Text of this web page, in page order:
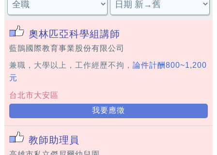
奧林匹亞科學組講師
藍鵲國際教育事業股份有限公司
兼職，大學以上，工作經歷不拘， 論件計酬800~1,200
元
台北市大安區
我要應徵
教師助理員